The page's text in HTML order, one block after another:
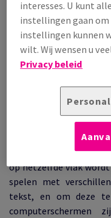
Volgens senior
mixen & matchen.
van computers is, dat
Deze platheid is
door iedereen
op hetzelfde vlak
spelen met
tekst, en om deze te
computerschermen
interesses. U kunt
instellingen gaan om
instellingen kunnen
wilt. Wij wensen u
Privacy beleid